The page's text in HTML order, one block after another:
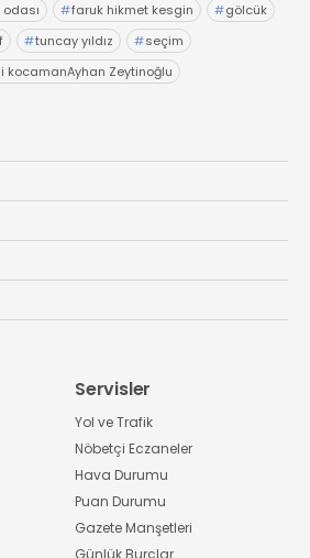
#faruk hikmet kesgin #gölcük
#tuncay yıldız #seçim
kocamanAyhan Zeytinoğlu
Servisler
Yol ve Trafik
Nöbetçi Eczaneler
Hava Durumu
Puan Durumu
Gazete Manşetleri